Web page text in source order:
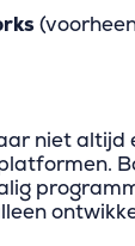
niet altijd